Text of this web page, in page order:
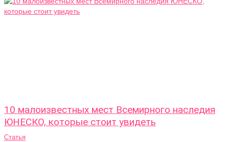
10 малоизвестных мест Всемирного наследия
ЮНЕСКО, которые стоит увидеть
Статья